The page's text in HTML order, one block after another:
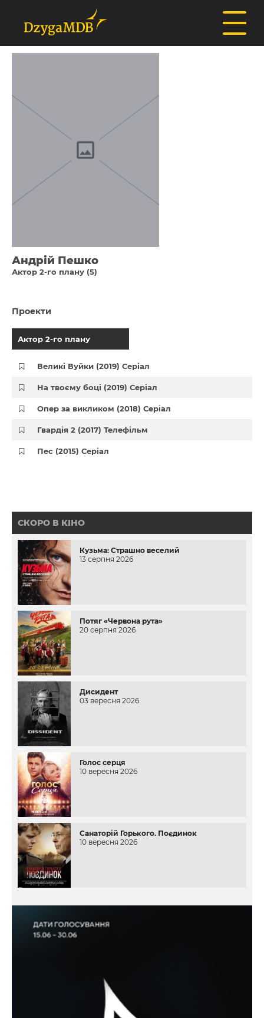
Андрій Пешко
Актор 2-го плану (5)
Проекти
Актор 2-го плану
Великі Вуйки (2019) Серіал
На твоєму боці (2019) Серіал
Опер за викликом (2018) Серіал
Гвардія 2 (2017) Телефільм
Пес (2015) Серіал
СКОРО В КІНО
Кузьма: Страшно веселий
13 серпня 2026
Потяг «Червона рута»
20 серпня 2026
Дисидент
03 вересня 2026
Голос серця
10 вересня 2026
Санаторій Горького. Поєдинок
10 вересня 2026